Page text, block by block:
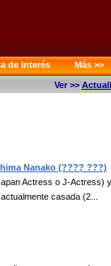
de Interés
Más >>
Ver >>
Nanako (???? ???)
Actress o J-Actress)
casada (2...